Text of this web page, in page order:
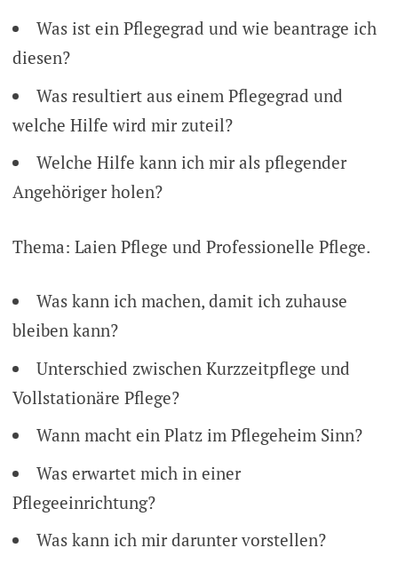
Was ist ein Pflegegrad und wie beantrage ich
diesen?
Was resultiert aus einem Pflegegrad und
welche Hilfe wird mir zuteil?
Welche Hilfe kann ich mir als pflegender
Angehöriger holen?
Thema: Laien Pflege und Professionelle Pflege.
Was kann ich machen, damit ich zuhause
bleiben kann?
Unterschied zwischen Kurzzeitpflege und
Vollstationäre Pflege?
Wann macht ein Platz im Pflegeheim Sinn?
Was erwartet mich in einer
Pflegeeinrichtung?
Was kann ich mir darunter vorstellen?